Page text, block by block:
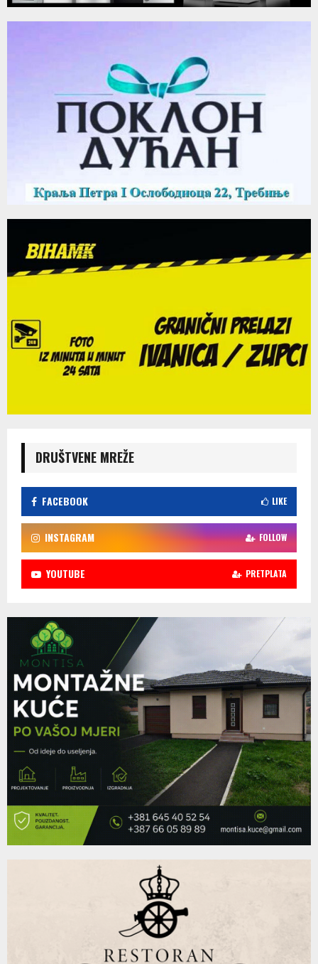
DRUŠTVENE MREŽE
FACEBOOK LIKE
INSTAGRAM FOLLOW
YOUTUBE PRETPLATA